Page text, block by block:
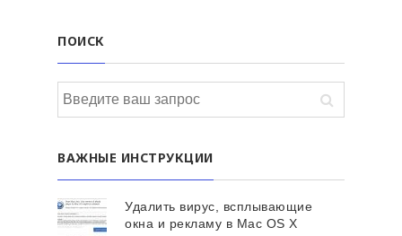
ПОИСК
ВАЖНЫЕ ИНСТРУКЦИИ
Удалить вирус, всплывающие
окна и рекламу в Mac OS X